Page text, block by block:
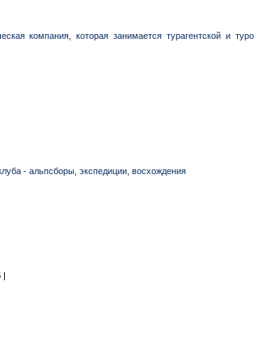
компания, которая занимается турагентской и
- альпсборы, экспедиции, восхождения
|